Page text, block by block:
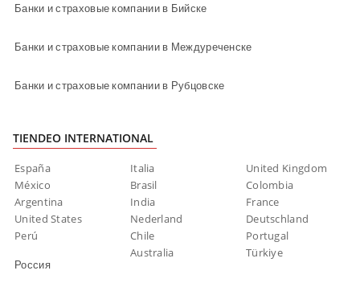
Банки и страховые компании в Бийске
Банки и страховые компании в Междуреченске
Банки и страховые компании в Рубцовске
TIENDEO INTERNATIONAL
España Italia
United Kingdom
México
Brasil
Colombia
Argentina
India
France
United States
Nederland
Deutschland
Perú
Chile
Portugal
Россия
Australia Türkiye